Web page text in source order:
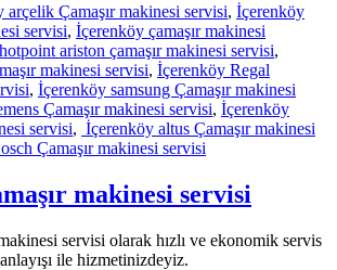
arçelik Çamaşır makinesi servisi, İçerenköy
servisi, İçerenköy çamaşır makinesi
ariston çamaşır makinesi servisi,
makinesi servisi, İçerenköy Regal
, İçerenköy samsung Çamaşır makinesi
Çamaşır makinesi servisi, İçerenköy
servisi, İçerenköy altus Çamaşır makinesi
Çamaşır makinesi servisi
makinesi servisi
servisi olarak hızlı ve ekonomik servis
anlayışı ile hizmetinizdeyiz.